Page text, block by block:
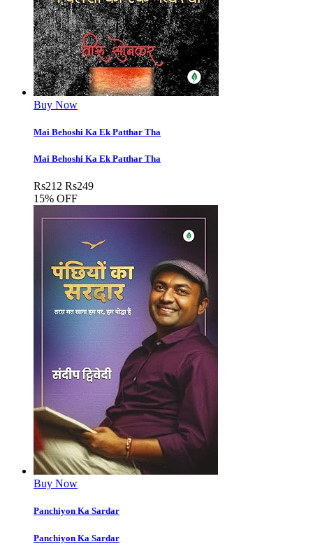
Buy Now
Mai Behoshi Ka Ek Patthar Tha
Mai Behoshi Ka Ek Patthar Tha
Rs212 Rs249
15% OFF
Buy Now
Panchiyon Ka Sardar
Panchiyon Ka Sardar